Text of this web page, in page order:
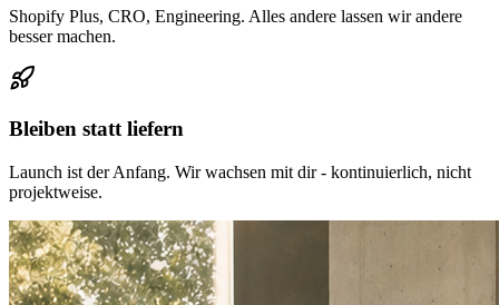
Shopify Plus, CRO, Engineering. Alles andere lassen wir andere
besser machen.
Bleiben statt liefern
Launch ist der Anfang. Wir wachsen mit dir - kontinuierlich, nicht
projektweise.